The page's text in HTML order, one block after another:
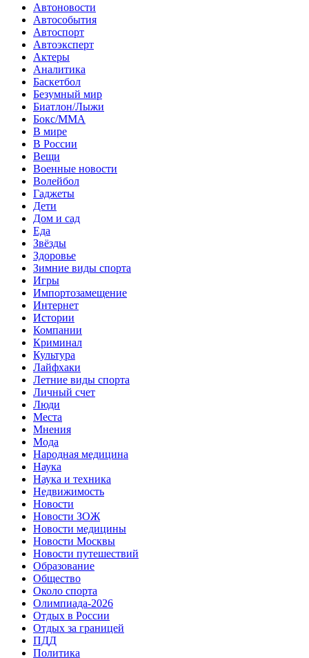
Автоновости
Автособытия
Автоспорт
Автоэксперт
Актеры
Аналитика
Баскетбол
Безумный мир
Биатлон/Лыжи
Бокс/MMA
В мире
В России
Вещи
Военные новости
Волейбол
Гаджеты
Дети
Дом и сад
Еда
Звёзды
Здоровье
Зимние виды спорта
Игры
Импортозамещение
Интернет
Истории
Компании
Криминал
Культура
Лайфхаки
Летние виды спорта
Личный счет
Люди
Места
Мнения
Мода
Народная медицина
Наука
Наука и техника
Недвижимость
Новости
Новости ЗОЖ
Новости медицины
Новости Москвы
Новости путешествий
Образование
Общество
Около спорта
Олимпиада-2026
Отдых в России
Отдых за границей
ПДД
Политика